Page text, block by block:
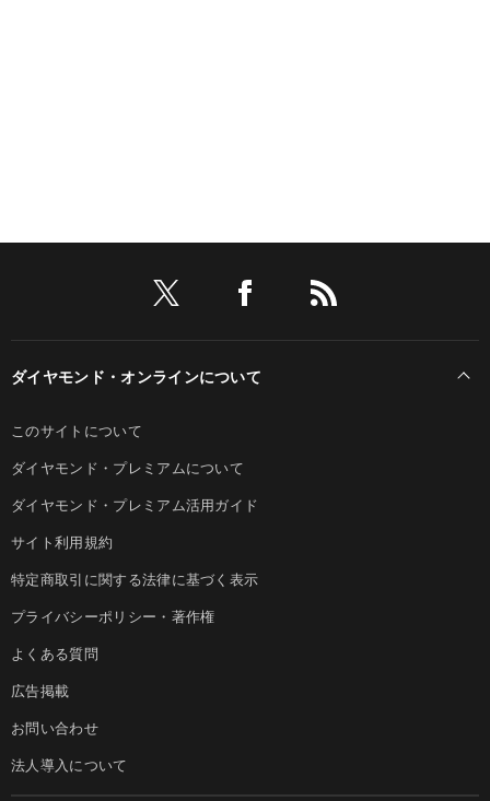
ダイヤモンド・オンラインについて
このサイトについて
ダイヤモンド・プレミアムについて
ダイヤモンド・プレミアム活用ガイド
サイト利用規約
特定商取引に関する法律に基づく表示
プライバシーポリシー・著作権
よくある質問
広告掲載
お問い合わせ
法人導入について